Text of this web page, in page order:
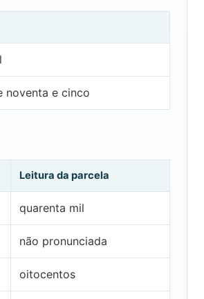
noventa e cinco
Leitura da parcela
quarenta mil
não pronunciada
oitocentos